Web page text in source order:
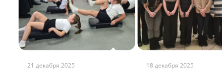
21 декабря 2025 18 декабря 2025